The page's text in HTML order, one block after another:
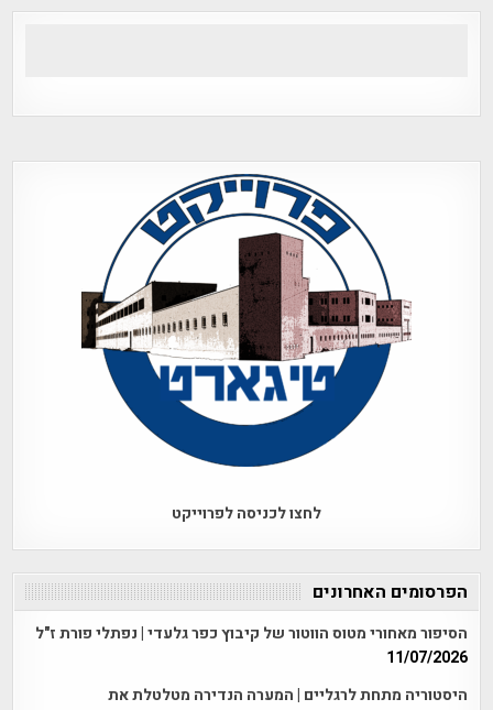
לחצו לכניסה לפרוייקט
הפרסומים האחרונים
הסיפור מאחורי מטוס הווטור של קיבוץ כפר גלעדי | נפתלי פורת ז"ל
11/07/2026
היסטוריה מתחת לרגליים | המערה הנדירה מטלטלת את